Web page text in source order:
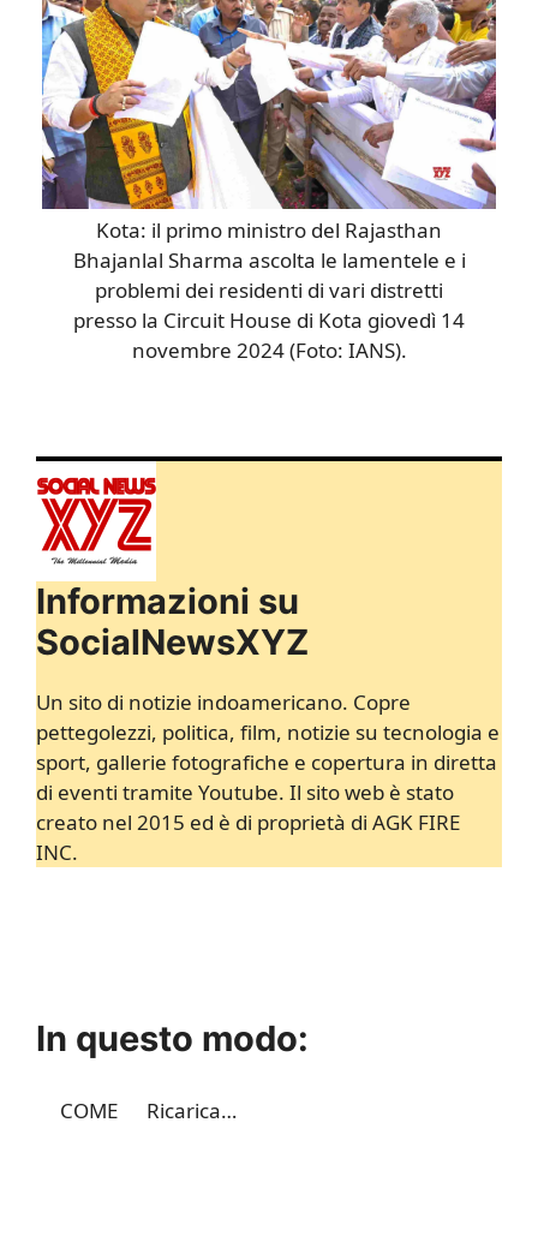
Kota: il primo ministro del Rajasthan
Bhajanlal Sharma ascolta le lamentele e i
problemi dei residenti di vari distretti
presso la Circuit House di Kota giovedì 14
novembre 2024 (Foto: IANS).
Informazioni su
SocialNewsXYZ
Un sito di notizie indoamericano. Copre
pettegolezzi, politica, film, notizie su tecnologia e
sport, gallerie fotografiche e copertura in diretta
di eventi tramite Youtube. Il sito web è stato
creato nel 2015 ed è di proprietà di AGK FIRE
INC.
In questo modo:
COME Ricarica…